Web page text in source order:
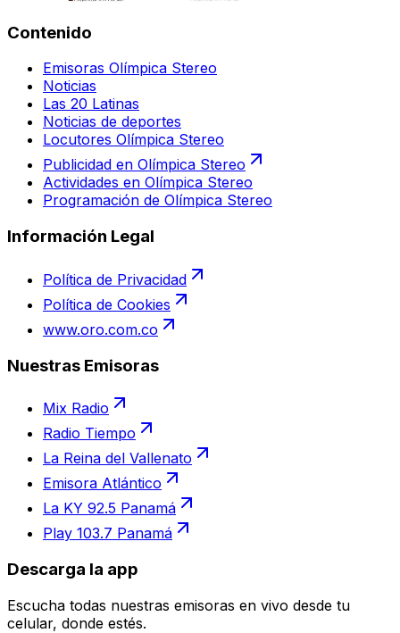
Contenido
Emisoras Olímpica Stereo
Noticias
Las 20 Latinas
Noticias de deportes
Locutores Olímpica Stereo
Publicidad en Olímpica Stereo
Actividades en Olímpica Stereo
Programación de Olímpica Stereo
Información Legal
Política de Privacidad
Política de Cookies
www.oro.com.co
Nuestras Emisoras
Mix Radio
Radio Tiempo
La Reina del Vallenato
Emisora Atlántico
La KY 92.5 Panamá
Play 103.7 Panamá
Descarga la app
Escucha todas nuestras emisoras en vivo desde tu
celular, donde estés.